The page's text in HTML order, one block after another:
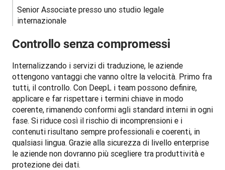
Senior Associate presso uno studio legale
internazionale
Controllo senza compromessi
Internalizzando i servizi di traduzione, le aziende
ottengono vantaggi che vanno oltre la velocità. Primo fra
tutti, il controllo. Con DeepL i team possono definire,
applicare e far rispettare i termini chiave in modo
coerente, rimanendo conformi agli standard interni in ogni
fase. Si riduce così il rischio di incomprensioni e i
contenuti risultano sempre professionali e coerenti, in
qualsiasi lingua. Grazie alla sicurezza di livello enterprise
le aziende non dovranno più scegliere tra produttività e
protezione dei dati.